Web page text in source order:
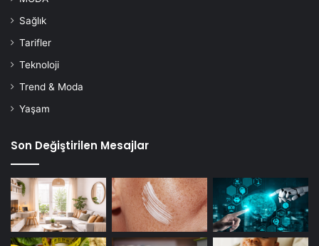
Sağlık
Tarifler
Teknoloji
Trend & Moda
Yaşam
Son Değiştirilen Mesajlar